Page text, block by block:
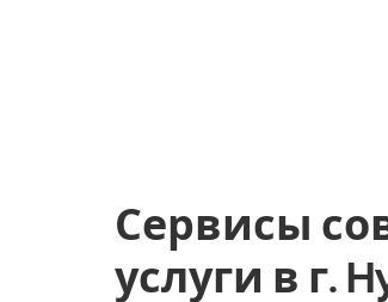
Сервисы
услуги в г.